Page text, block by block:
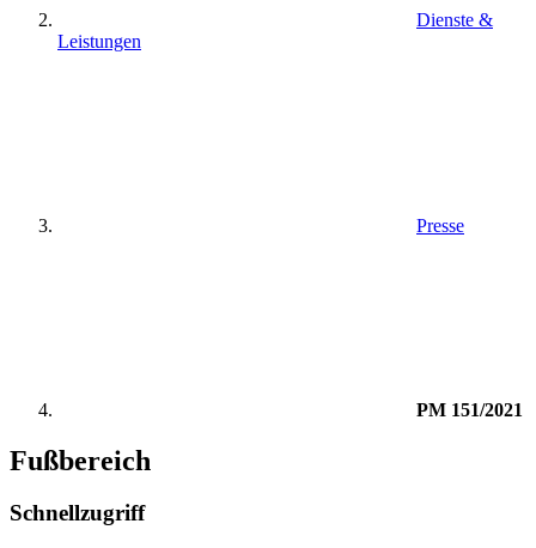
Dienste &
Leistungen
Presse
PM 151/2021
Fußbereich
Schnellzugriff